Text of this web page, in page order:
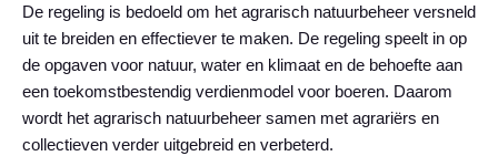
De regeling is bedoeld om het agrarisch natuurbeheer versneld
uit te breiden en effectiever te maken. De regeling speelt in op
de opgaven voor natuur, water en klimaat en de behoefte aan
een toekomstbestendig verdienmodel voor boeren. Daarom
wordt het agrarisch natuurbeheer samen met agrariërs en
collectieven verder uitgebreid en verbeterd.